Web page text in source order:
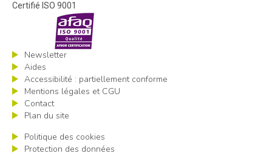
Certifié ISO 9001
Newsletter
Aides
Accessibilité : partiellement conforme
Mentions légales et CGU
Contact
Plan du site
Politique des cookies
Protection des données